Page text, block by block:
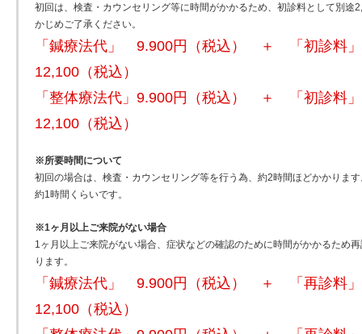
初回は、検査・カウンセリング等に時間がかかるため、初診料として別途
かじめご了承ください。
「鍼療法代」 9.900円（税込） ＋ 「初診
12,100（税込）
「整体療法代」9.900円（税込） ＋ 「初診
12,100（税込）
※所要時間について
初回の場合は、検査・カウンセリング等を行う為、約2時間ほどかかりま
約1時間くらいです。
※1ヶ月以上ご来院がない場合
1ヶ月以上ご来院がない場合、症状などの確認のために時間がかかるため
ります。
「鍼療法代」 9.900円（税込） ＋ 「再診
12,100（税込）